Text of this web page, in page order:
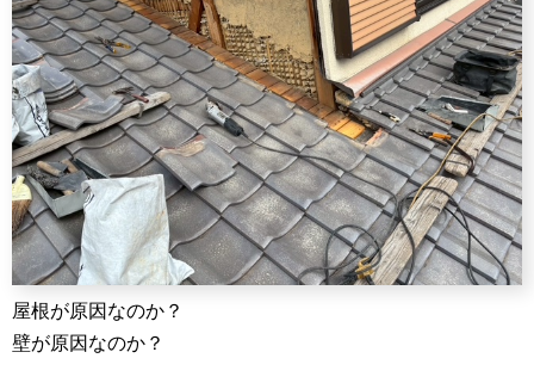
屋根が原因なのか？
壁が原因なのか？